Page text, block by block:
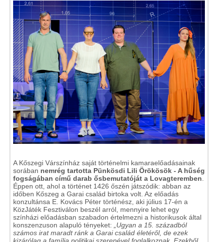
A Kőszegi Várszínház saját történelmi kamaraelőadásainak
sorában nemrég tartotta Pünkösdi Lili Örökösök - A hűség
fogságában című darab ősbemutatóját a Lovagteremben.
Éppen ott, ahol a történet 1426 őszén játszódik: abban az
időben Kőszeg a Garai család birtoka volt. Az előadás
konzultánsa E. Kovács Péter történész, aki július 17-én a
KözJáték Fesztiválon beszél arról, mennyire lehet egy
színházi előadásban szabadon értelmezni a historikusok által
konszenzuson alapuló tényeket: „Ugyan a 15. századból
számos irat maradt ránk a Garai család életéről, de ezek